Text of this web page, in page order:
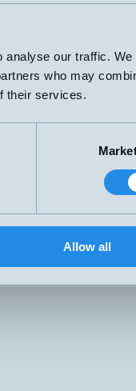
analyse our traffic.
who may
their services.
Allow all
250mm
150mm